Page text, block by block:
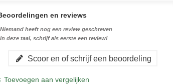
en reviews
Niemand heeft nog een review geschreven
in deze taal, schrijf als eerste een review!
Scoor en of schrijf een beoordeling
Toevoegen aan vergelijken